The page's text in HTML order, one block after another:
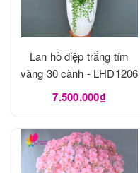
Lan hồ điệp trắng tím
vàng 30 cành - LHD1206
7.500.000₫